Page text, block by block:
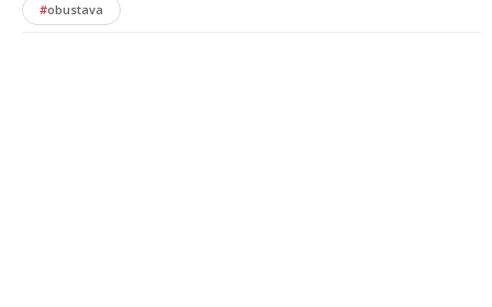
#obustava